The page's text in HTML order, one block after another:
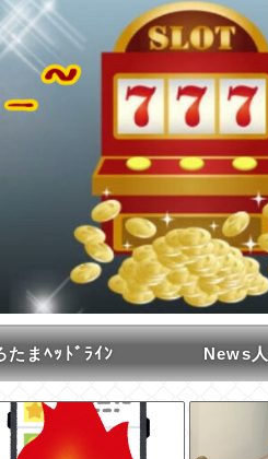
たまﾍｯﾄﾞﾗｲﾝ News人